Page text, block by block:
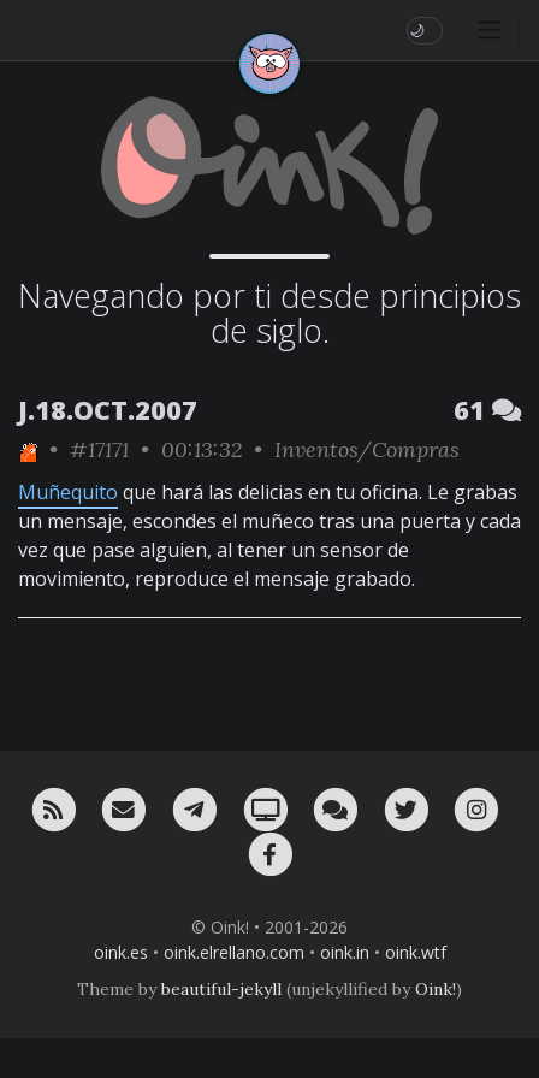
🌙
Navegando por ti desde principios
de siglo.
J.18.OCT.2007 61
• #17171 • 00:13:32 • Inventos/Compras
Muñequito que hará las delicias en tu oficina. Le grabas
un mensaje, escondes el muñeco tras una puerta y cada
vez que pase alguien, al tener un sensor de
movimiento, reproduce el mensaje grabado.
RSS ¡Mándame un email!¡Nuestro canal en Telegram!
Oink! TV Charla con nosotros
Twitter
© Oink! • 2001-2026
oink.es • oink.elrellano.com • oink.in • oink.wtf
Theme bybeautiful-jekyll (unjekyllified byOink!)